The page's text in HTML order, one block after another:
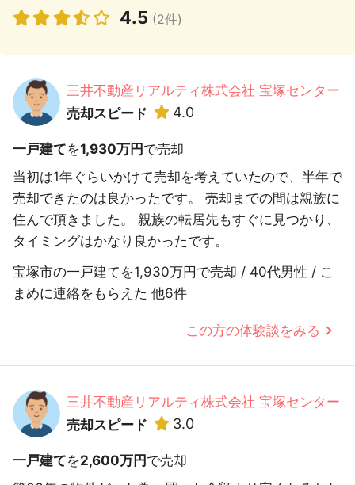
4.5 (2件)
三井不動産リアルティ株式会社 宝塚センター
売却スピード
4.0
一戸建てを1,930万円 で売却
当初は1年ぐらいかけて売却を考えていたので、半年で
売却できたのは良かったです。 売却までの間は親族に
住んで頂きました。 親族の転居先もすぐに見つかり、
タイミングはかなり良かったです。
宝塚市の一戸建てを1,930万円で売却 / 40代男性 / こ
まめに連絡をもらえた 他6件
この方の体験談をみる
三井不動産リアルティ株式会社 宝塚センター
売却スピード
3.0
一戸建てを2,600万円 で売却